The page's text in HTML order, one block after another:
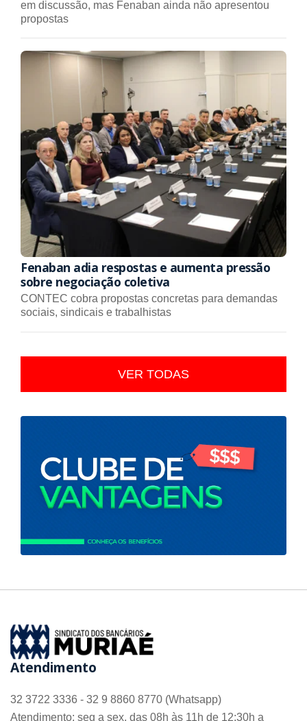
em discussão, mas Fenaban ainda não apresentou
propostas
Fenaban adia respostas e aumenta pressão
sobre negociação coletiva
CONTEC cobra propostas concretas para demandas
sociais, sindicais e trabalhistas
VER TODAS
Atendimento
32 3722 3336 - 32 9 8860 8770 (Whatsapp)
Atendimento: seg a sex, das 08h às 11h de 12:30h a